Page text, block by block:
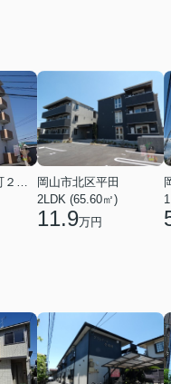
岡山市北区伊島町２丁目
岡山市北区平田
2LDK (65.60㎡)
11.9万円